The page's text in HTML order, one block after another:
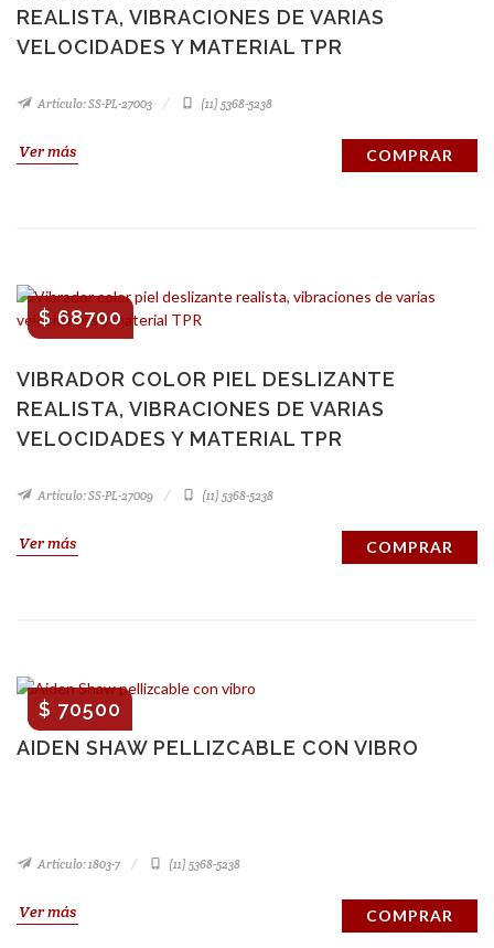
REALISTA, VIBRACIONES DE VARIAS
VELOCIDADES Y MATERIAL TPR
Artículo: SS-PL-27003 (11) 5368-5238
Ver más COMPRAR
VIBRADOR COLOR PIEL DESLIZANTE
REALISTA, VIBRACIONES DE VARIAS
VELOCIDADES Y MATERIAL TPR
$ 68700
Artículo: SS-PL-27009 (11) 5368-5238
Ver más COMPRAR
AIDEN SHAW PELLIZCABLE CON VIBRO
$ 70500
Artículo: 1803-7 (11) 5368-5238
Ver más COMPRAR